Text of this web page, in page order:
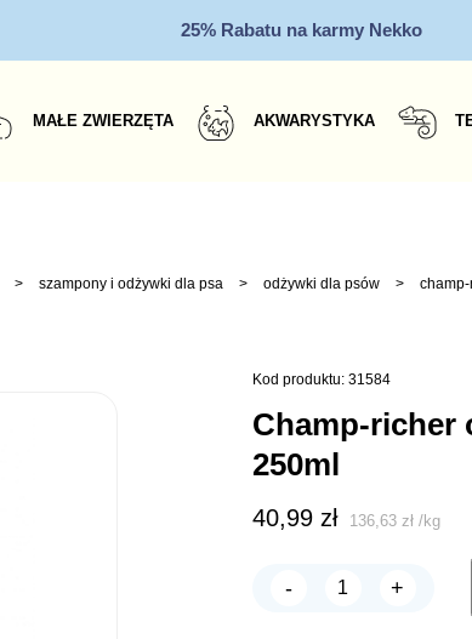
25% Rabatu na karmy Nekko
MAŁE ZWIERZĘTA AKWARYSTYKA
> szampony i odżywki dla psa > odżywki dla psów > champ-
Kod produktu: 31584
champ-richer odżywka dla sierści białej
250ml
40,99 zł 136,63 zł /kg
-
Champ-+